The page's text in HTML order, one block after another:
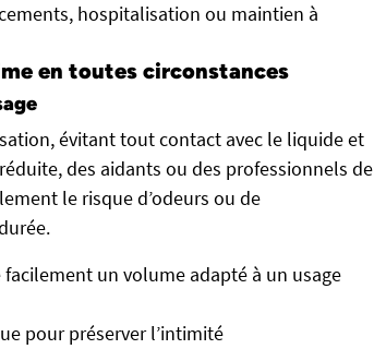
hospitalisation ou maintien à
en toutes circonstances
évitant tout contact avec le liquide et
des aidants ou des professionnels de
le risque d’odeurs ou de
un volume adapté à un usage
pour préserver l’intimité